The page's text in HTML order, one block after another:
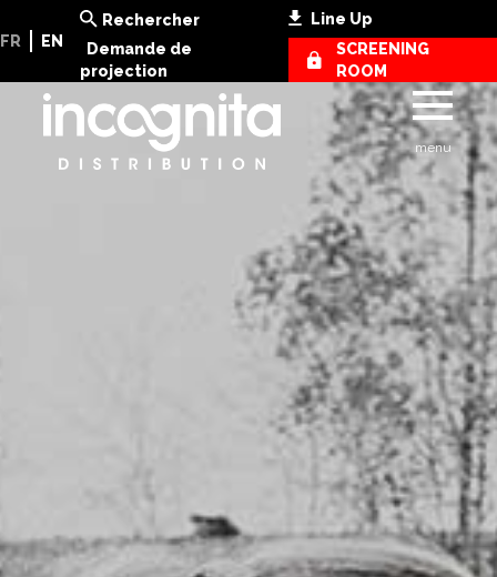
menu
FR EN
Rechercher
Line Up
Demande de
projection
SCREENING
ROOM